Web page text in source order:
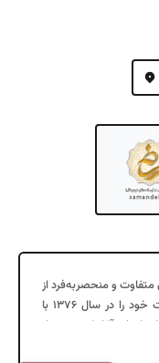
و منحصربه‌فرد از
خرید محصولات بادی و تفریحی است. فعالیت خود را در سال ۱۳۷۶ با
کیش آغاز کرد. پس از